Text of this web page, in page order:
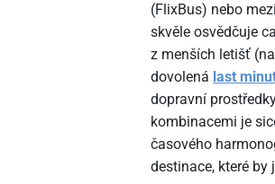
(FlixBus) nebo
skvěle osvědčuje
z menších letišť
dovolená last
dopravní
kombinacemi je
časového
destinace, které